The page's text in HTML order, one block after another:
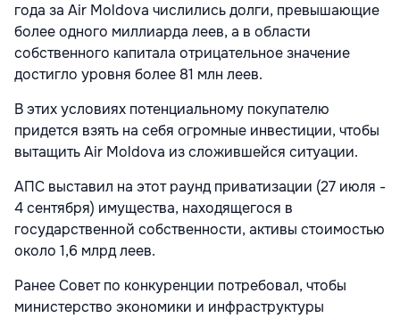
года за Air Moldova числились долги, превышающие
более одного миллиарда леев, а в области
собственного капитала отрицательное значение
достигло уровня более 81 млн леев.
В этих условиях потенциальному покупателю
придется взять на себя огромные инвестиции, чтобы
вытащить Air Moldova из сложившейся ситуации.
АПС выставил на этот раунд приватизации (27 июля -
4 сентября) имущества, находящегося в
государственной собственности, активы стоимостью
около 1,6 млрд леев.
Ранее Совет по конкуренции потребовал, чтобы
министерство экономики и инфраструктуры